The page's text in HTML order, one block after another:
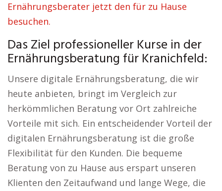
Ernährungsberater jetzt den für zu Hause
besuchen.
Das Ziel professioneller Kurse in der
Ernährungsberatung für Kranichfeld:
Unsere digitale Ernährungsberatung, die wir
heute anbieten, bringt im Vergleich zur
herkömmlichen Beratung vor Ort zahlreiche
Vorteile mit sich. Ein entscheidender Vorteil der
digitalen Ernährungsberatung ist die große
Flexibilität für den Kunden. Die bequeme
Beratung von zu Hause aus erspart unseren
Klienten den Zeitaufwand und lange Wege, die